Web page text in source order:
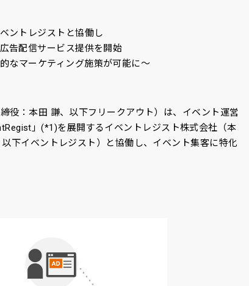
ントレジストと協働し
告配信サービス提供を開始
なマーケティング施策が可能に～
役：本田 謙、以下フリークアウト）は、イベント運営
」(*1)を展開するイベントレジスト株式会社（本
下イベントレジスト）と協働し、イベント集客に特化